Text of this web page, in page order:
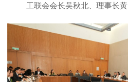
工联会会长吴秋北、理事长